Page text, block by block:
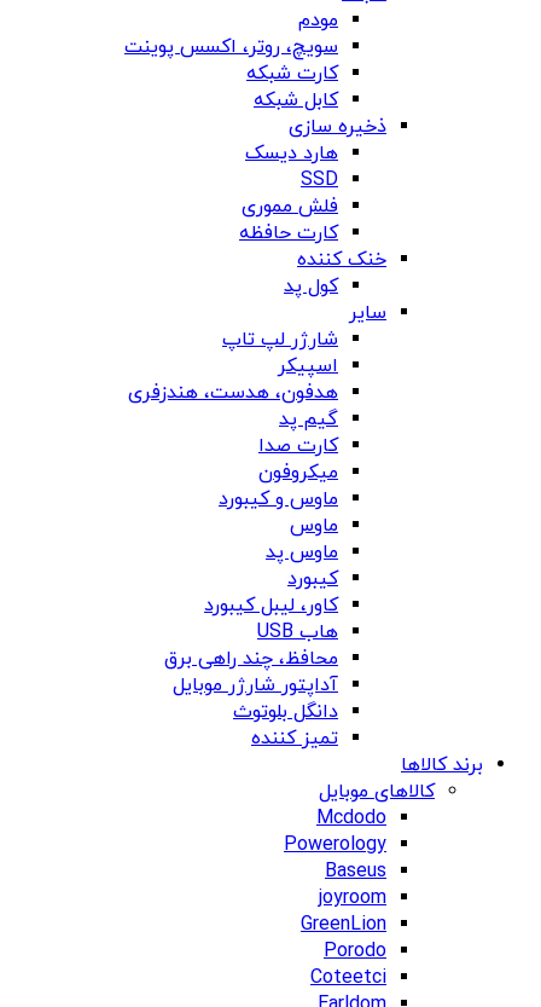
مودم
سویچ، روتر، اکسس پوینت
کارت شبکه
کابل شبکه
ذخیره سازی
هارد دیسک
SSD
فلش مموری
کارت حافظه
خنک کننده
کول پد
سایر
شارژر لپ تاپ
اسپیکر
هدفون، هدست، هندزفری
گیم پد
کارت صدا
میکروفون
ماوس و کیبورد
ماوس
ماوس پد
کیبورد
کاور، لیبل کیبورد
هاب USB
محافظ، چند راهی برق
آداپتور شارژر موبایل
دانگل بلوتوث
تمیز کننده
برند کالاها
کالاهای موبایل
Mcdodo
Powerology
Baseus
joyroom
GreenLion
Porodo
Coteetci